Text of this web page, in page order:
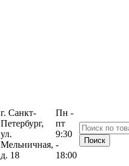
г. Санкт-
Петербург,
ул.
Мельничная,
д. 18
Пн -
пт
9:30
-
18:00